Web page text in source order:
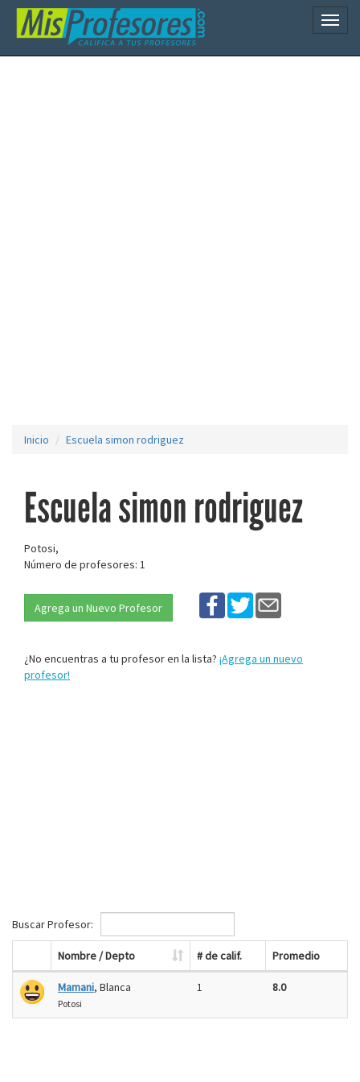
Inicio Escuela simon rodriguez
Escuela simon rodriguez
Potosi,
Número de profesores: 1
Agrega un Nuevo Profesor
¿No encuentras a tu profesor en la lista? ¡Agrega un nuevo
profesor!
Buscar Profesor:
Nombre / Depto # de calif. Promedio
Mamani, Blanca
Potosi
1 8.0